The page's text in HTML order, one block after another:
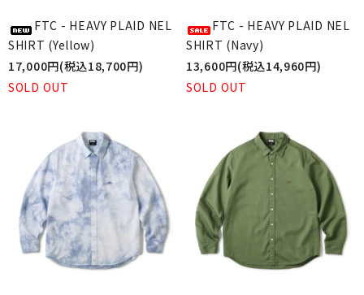
FTC - HEAVY PLAID NEL
SHIRT (Yellow)
17,000円(税込18,700円)
SOLD OUT
FTC - HEAVY PLAID NEL
SHIRT (Navy)
13,600円(税込14,960円)
SOLD OUT